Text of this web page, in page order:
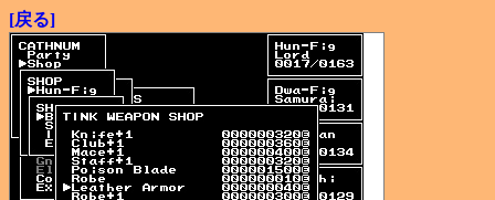
[戻る]